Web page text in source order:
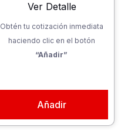
Ver Detalle
Obtén tu cotización inmediata
haciendo clic en el botón
“Añadir”
Añadir